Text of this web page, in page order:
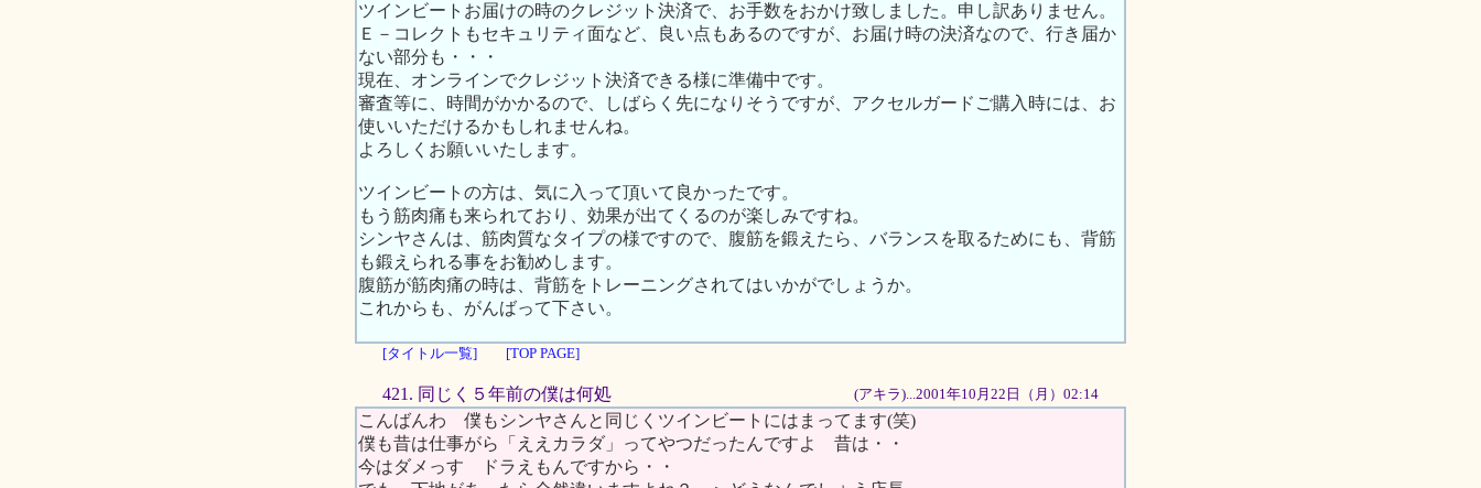
ツインビートお届けの時のクレジット決済で、お手数をおかけ致しました。申し訳ありません。
Ｅ－コレクトもセキュリティ面など、良い点もあるのですが、お届け時の決済なので、行き届か
ない部分も・・・
現在、オンラインでクレジット決済できる様に準備中です。
審査等に、時間がかかるので、しばらく先になりそうですが、アクセルガードご購入時には、お
使いいただけるかもしれませんね。
よろしくお願いいたします。
ツインビートの方は、気に入って頂いて良かったです。
もう筋肉痛も来られており、効果が出てくるのが楽しみですね。
シンヤさんは、筋肉質なタイプの様ですので、腹筋を鍛えたら、バランスを取るためにも、背筋
も鍛えられる事をお勧めします。
腹筋が筋肉痛の時は、背筋をトレーニングされてはいかがでしょうか。
これからも、がんばって下さい。
[タイトル一覧] [TOP PAGE]
421. 同じく５年前の僕は何処 (アキラ)...2001年10月22日（月）02:14
こんばんわ 僕もシンヤさんと同じくツインビートにはまってます(笑)
僕も昔は仕事がら「ええカラダ」ってやつだったんですよ 昔は・・
今はダメっす ドラえもんですから・・